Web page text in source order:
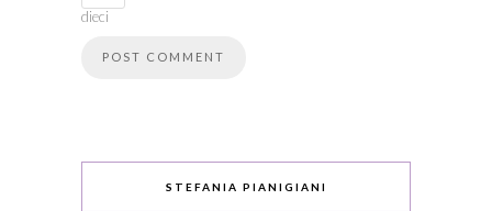
dieci
STEFANIA PIANIGIANI